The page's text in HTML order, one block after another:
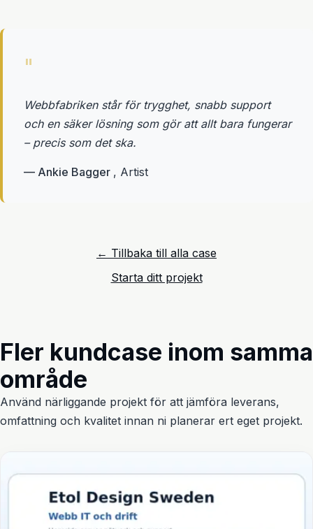
"
Webbfabriken står för trygghet, snabb support
och en säker lösning som gör att allt bara fungerar
– precis som det ska.
— Ankie Bagger , Artist
← Tillbaka till alla case
Starta ditt projekt
Fler kundcase inom samma
område
Använd närliggande projekt för att jämföra leverans,
omfattning och kvalitet innan ni planerar ert eget projekt.